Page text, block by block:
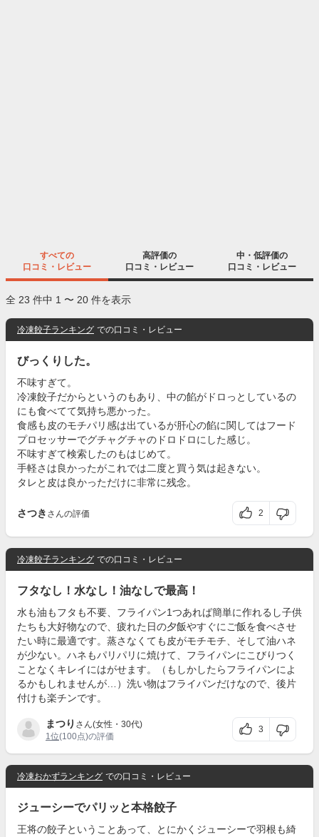
すべての
口コミ・レビュー
高評価の
口コミ・レビュー
中・低評価の
口コミ・レビュー
全 23 件中 1 〜 20 件を表示
冷凍餃子ランキング での口コミ・レビュー
びっくりした。
不味すぎて。
冷凍餃子だからというのもあり、中の餡がドロっとしているの
にも食べてて気持ち悪かった。
食感も皮のモチパリ感は出ているが肝心の餡に関してはフード
プロセッサーでグチャグチャのドロドロにした感じ。
不味すぎて検索したのもはじめて。
手軽さは良かったがこれでは二度と買う気は起きない。
タレと皮は良かっただけに非常に残念。
さつき さんの評価 2
冷凍餃子ランキング での口コミ・レビュー
フタなし！水なし！油なしで最高！
水も油もフタも不要、フライパン1つあれば簡単に作れるし子供
たちも大好物なので、疲れた日の夕飯やすぐにご飯を食べさせ
たい時に最適です。蒸さなくても皮がモチモチ、そして油ハネ
が少ない。ハネもパリパリに焼けて、フライパンにこびりつく
ことなくキレイにはがせます。（もしかしたらフライパンによ
るかもしれませんが…）洗い物はフライパンだけなので、後片
付けも楽チンです。
まつり さん(女性・30代)
1位(100点)の評価
3
冷凍おかずランキング での口コミ・レビュー
ジューシーでパリッと本格餃子
王将の餃子ということあって、とにかくジューシーで羽根も綺